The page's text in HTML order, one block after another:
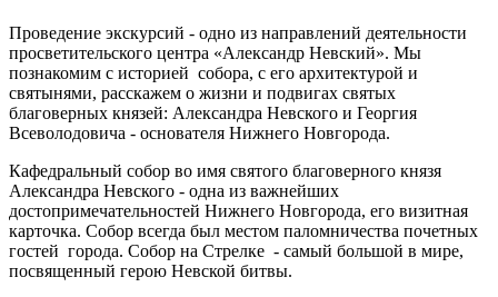
Проведение экскурсий - одно из направлений деятельности
просветительского центра «Александр Невский». Мы
познакомим с историей собора, с его архитектурой и
святынями, расскажем о жизни и подвигах святых
благоверных князей: Александра Невского и Георгия
Всеволодовича - основателя Нижнего Новгорода.
Кафедральный собор во имя святого благоверного князя
Александра Невского - одна из важнейших
достопримечательностей Нижнего Новгорода, его визитная
карточка. Собор всегда был местом паломничества почетных
гостей города. Собор на Стрелке - самый большой в мире,
посвященный герою Невской битвы.